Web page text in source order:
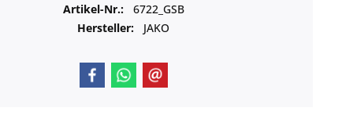
Artikel-Nr.:
6722_GSB
Hersteller:
JAKO